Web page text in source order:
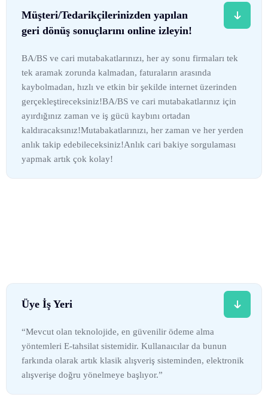
Müşteri/Tedarikçilerinizden yapılan
geri dönüş sonuçlarını online izleyin!
BA/BS ve cari mutabakatlarınızı, her ay sonu firmaları tek
tek aramak zorunda kalmadan, faturaların arasında
kaybolmadan, hızlı ve etkin bir şekilde internet üzerinden
gerçekleştireceksiniz!BA/BS ve cari mutabakatlarınız için
ayırdığınız zaman ve iş gücü kaybını ortadan
kaldıracaksınız!Mutabakatlarınızı, her zaman ve her yerden
anlık takip edebileceksiniz!Anlık cari bakiye sorgulaması
yapmak artık çok kolay!
Üye İş Yeri
“Mevcut olan teknolojide, en güvenilir ödeme alma
yöntemleri E-tahsilat sistemidir. Kullanaıcılar da bunun
farkında olarak artık klasik alışveriş sisteminden, elektronik
alışverişe doğru yönelmeye başlıyor.”